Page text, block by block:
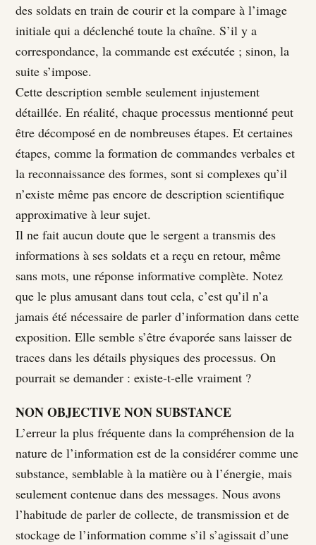
des soldats en train de courir et la compare à l’image
initiale qui a déclenché toute la chaîne. S’il y a
correspondance, la commande est exécutée ; sinon, la
suite s’impose.
Cette description semble seulement injustement
détaillée. En réalité, chaque processus mentionné peut
être décomposé en de nombreuses étapes. Et certaines
étapes, comme la formation de commandes verbales et
la reconnaissance des formes, sont si complexes qu’il
n’existe même pas encore de description scientifique
approximative à leur sujet.
Il ne fait aucun doute que le sergent a transmis des
informations à ses soldats et a reçu en retour, même
sans mots, une réponse informative complète. Notez
que le plus amusant dans tout cela, c’est qu’il n’a
jamais été nécessaire de parler d’information dans cette
exposition. Elle semble s’être évaporée sans laisser de
traces dans les détails physiques des processus. On
pourrait se demander : existe-t-elle vraiment ?
NON OBJECTIVE NON SUBSTANCE
L’erreur la plus fréquente dans la compréhension de la
nature de l’information est de la considérer comme une
substance, semblable à la matière ou à l’énergie, mais
seulement contenue dans des messages. Nous avons
l’habitude de parler de collecte, de transmission et de
stockage de l’information comme s’il s’agissait d’une